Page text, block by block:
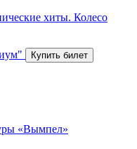
хиты. Колесо
«Вымпел»